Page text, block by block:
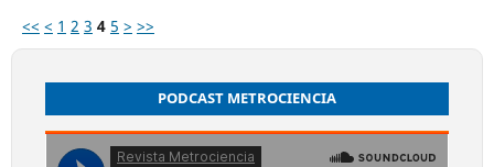
<< < 1 2 3 4 5 > >>
PODCAST METROCIENCIA